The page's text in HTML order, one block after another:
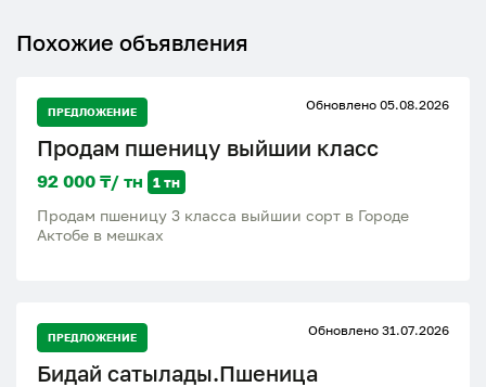
Похожие объявления
ПРЕДЛОЖЕНИЕ Обновлено 05.08.2026
Продам пшеницу выйшии класс
92 000 ₸/ тн 1 тн
Продам пшеницу 3 класса выйшии сорт в Городе
Актобе в мешках
ПРЕДЛОЖЕНИЕ Обновлено 31.07.2026
Бидай сатылады.Пшеница